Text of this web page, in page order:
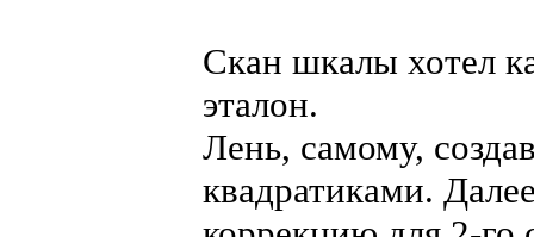
Скан шкалы хотел
эталон.
Лень, самому,
квадратиками.